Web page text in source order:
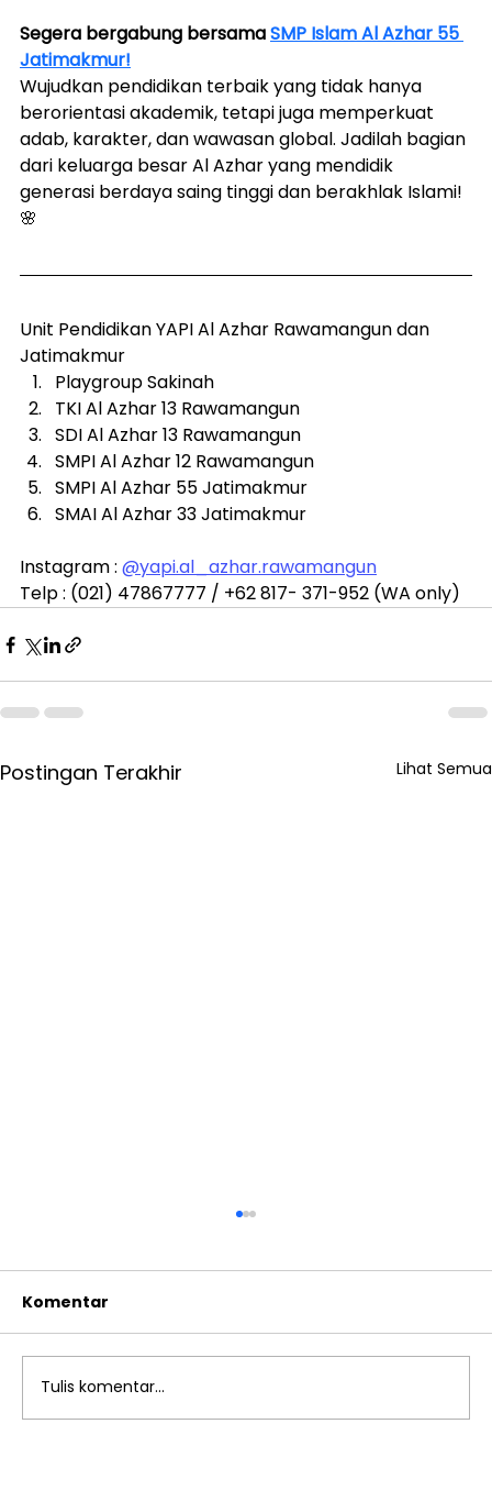
Segera bergabung bersama SMP Islam Al Azhar 55
Jatimakmur!
Wujudkan pendidikan terbaik yang tidak hanya
berorientasi akademik, tetapi juga memperkuat
adab, karakter, dan wawasan global. Jadilah bagian
dari keluarga besar Al Azhar yang mendidik
generasi berdaya saing tinggi dan berakhlak Islami!
🌸
Unit Pendidikan YAPI Al Azhar Rawamangun dan
Jatimakmur
Playgroup Sakinah
TKI Al Azhar 13 Rawamangun
SDI Al Azhar 13 Rawamangun
SMPI Al Azhar 12 Rawamangun
SMPI Al Azhar 55 Jatimakmur
SMAI Al Azhar 33 Jatimakmur
Instagram : @yapi.al _azhar.rawamangun
Telp : (021) 47867777 / +62 817- 371-952 (WA only)
Postingan Terakhir Lihat Semua
Komentar
Tulis komentar...